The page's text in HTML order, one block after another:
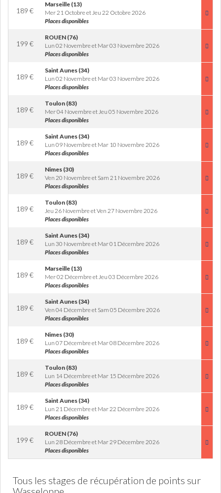
189 €
Marseille (13)
Mer 21 Octobre et Jeu 22 Octobre 2026
Places disponibles
199 €
ROUEN (76)
Lun 02 Novembre et Mar 03 Novembre 2026
Places disponibles
189 €
Saint Aunes (34)
Lun 02 Novembre et Mar 03 Novembre 2026
Places disponibles
189 €
Toulon (83)
Mer 04 Novembre et Jeu 05 Novembre 2026
Places disponibles
189 €
Saint Aunes (34)
Lun 09 Novembre et Mar 10 Novembre 2026
Places disponibles
189 €
Nimes (30)
Ven 20 Novembre et Sam 21 Novembre 2026
Places disponibles
189 €
Toulon (83)
Jeu 26 Novembre et Ven 27 Novembre 2026
Places disponibles
189 €
Saint Aunes (34)
Lun 30 Novembre et Mar 01 Décembre 2026
Places disponibles
189 €
Marseille (13)
Mer 02 Décembre et Jeu 03 Décembre 2026
Places disponibles
189 €
Saint Aunes (34)
Ven 04 Décembre et Sam 05 Décembre 2026
Places disponibles
189 €
Nimes (30)
Lun 07 Décembre et Mar 08 Décembre 2026
Places disponibles
189 €
Toulon (83)
Lun 14 Décembre et Mar 15 Décembre 2026
Places disponibles
189 €
Saint Aunes (34)
Lun 21 Décembre et Mar 22 Décembre 2026
Places disponibles
199 €
ROUEN (76)
Lun 28 Décembre et Mar 29 Décembre 2026
Places disponibles
Tous les stages de récupération de points sur